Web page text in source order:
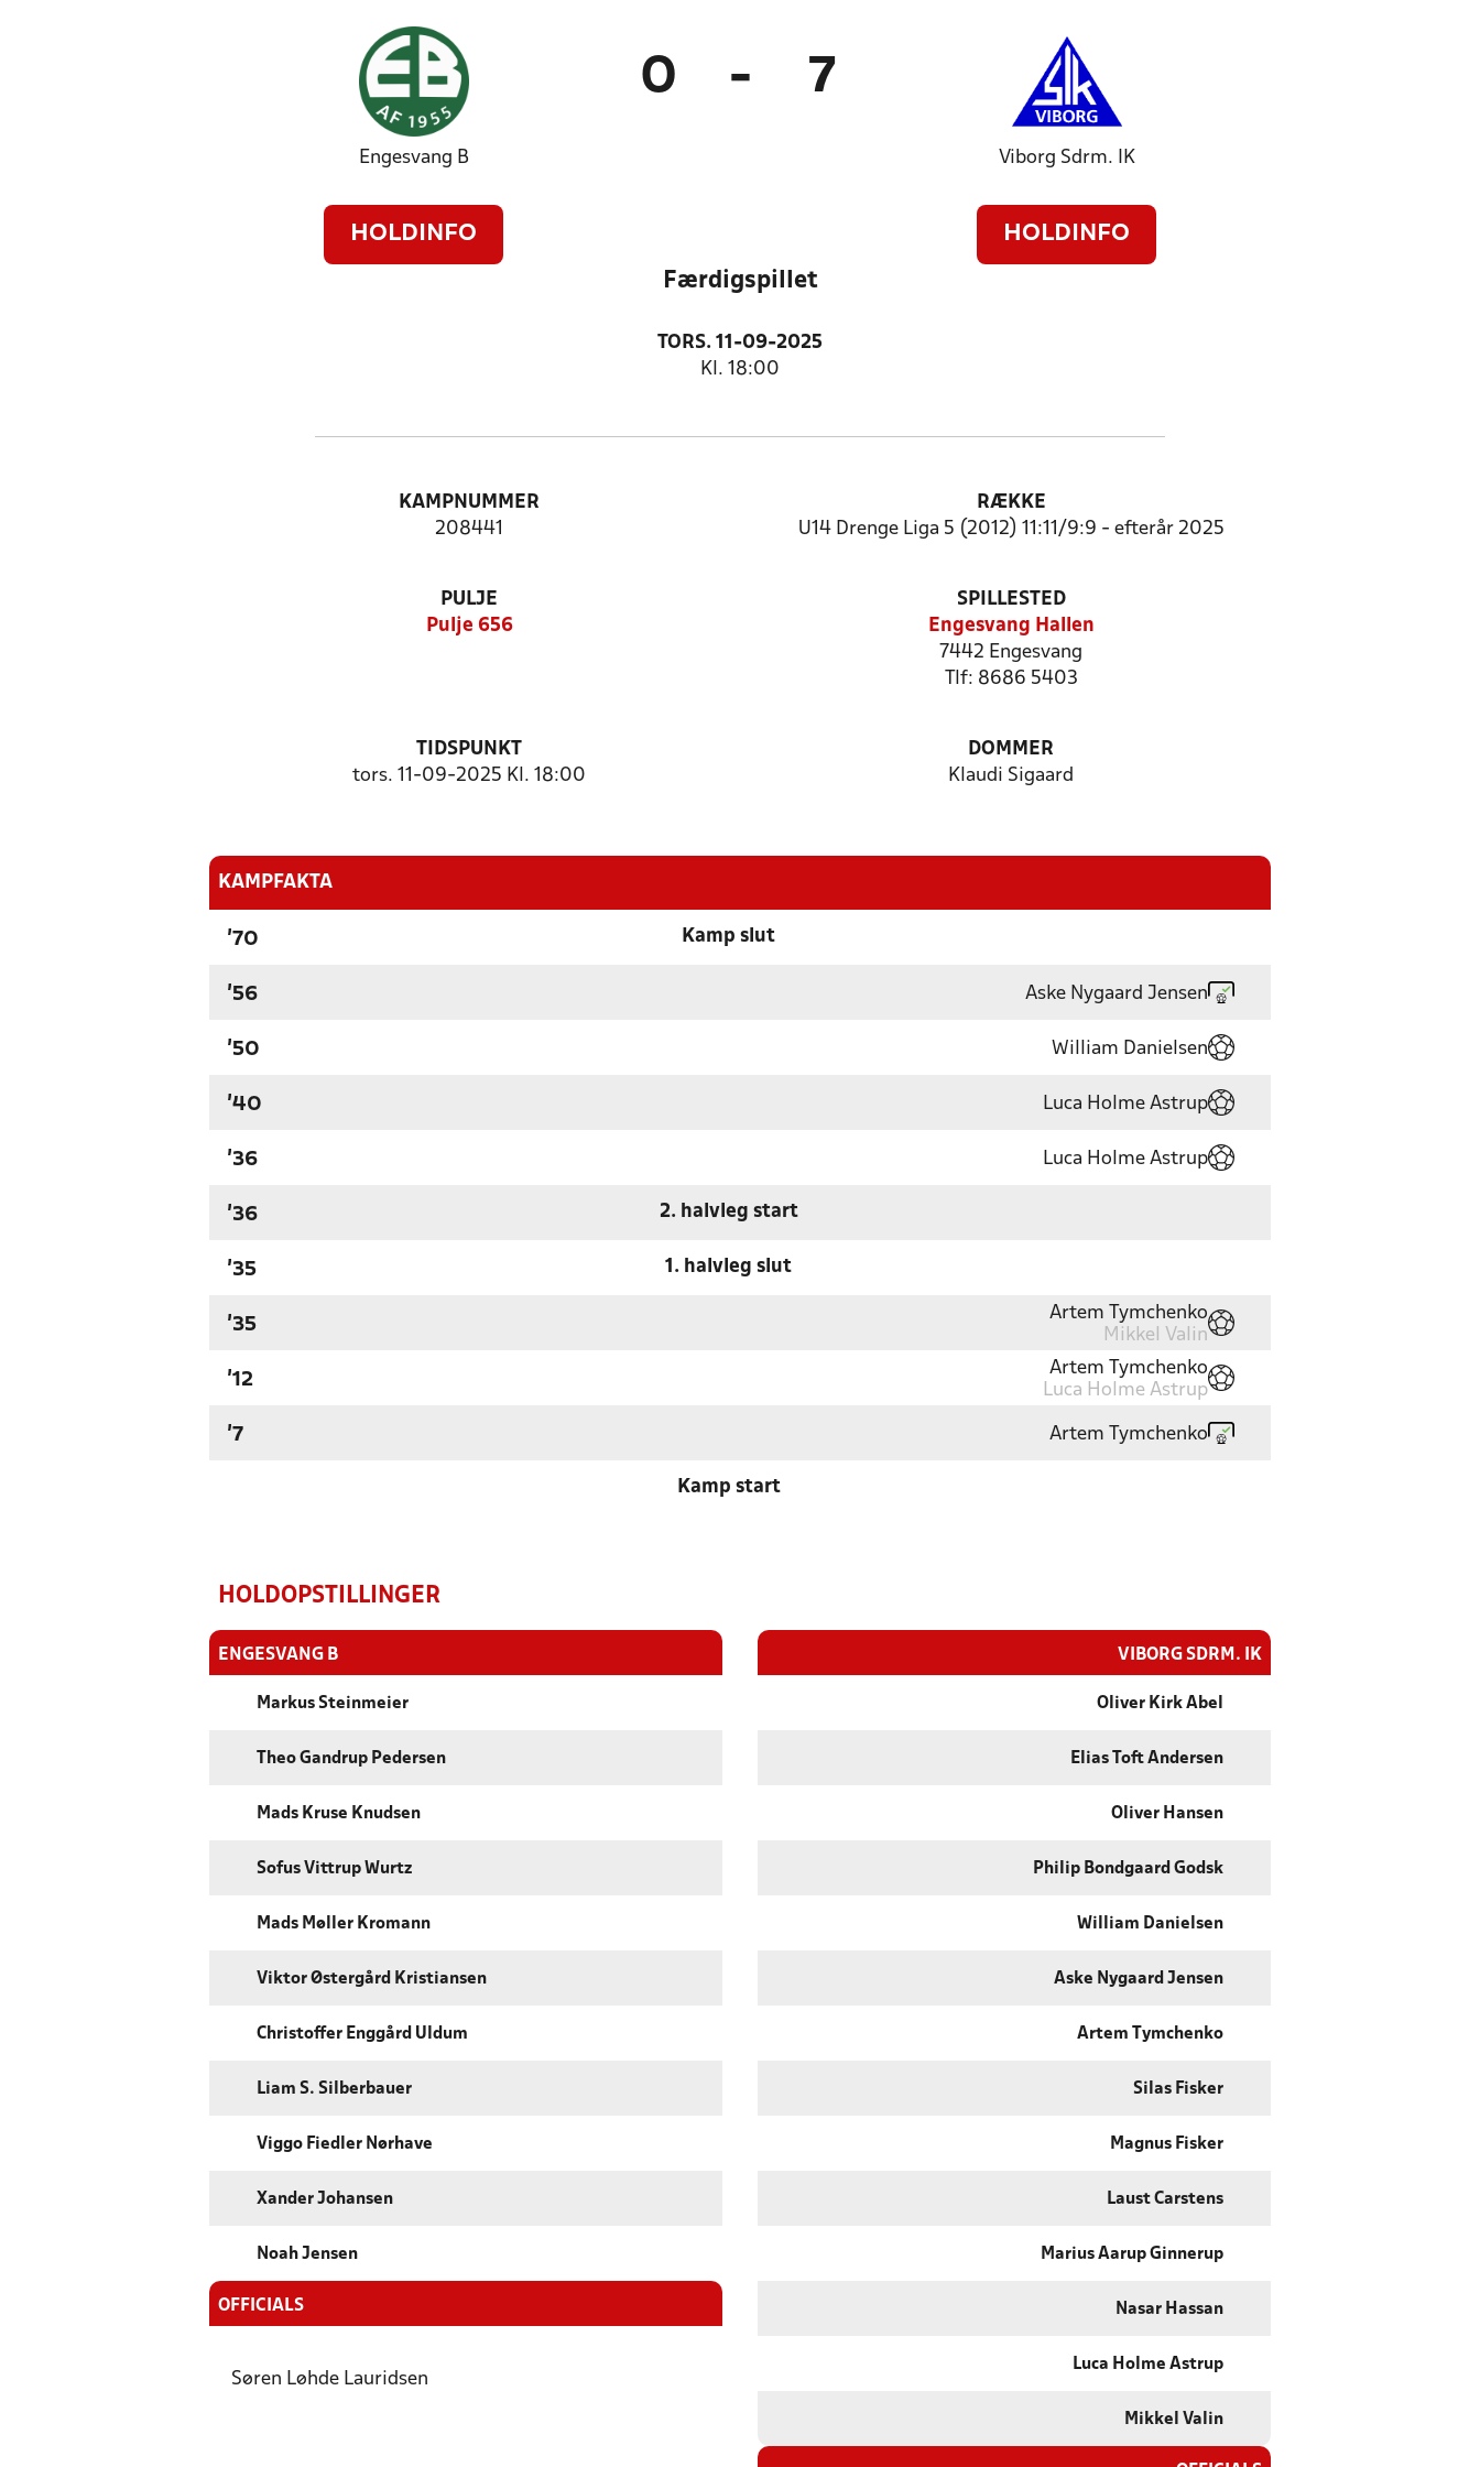
Engesvang B
HOLDINFO
0 - 7
Viborg Sdrm. IK
HOLDINFO
Færdigspillet
TORS. 11-09-2025
Kl. 18:00
KAMPNUMMER
208441
RÆKKE
U14 Drenge Liga 5 (2012) 11:11/9:9 - efterår 2025
PULJE
Pulje 656
SPILLESTED
Engesvang Hallen
7442 Engesvang
Tlf: 8686 5403
TIDSPUNKT
tors. 11-09-2025 Kl. 18:00
DOMMER
Klaudi Sigaard
KAMPFAKTA
'70 Kamp slut
'56 Aske Nygaard Jensen
'50 William Danielsen
'40 Luca Holme Astrup
'36 Luca Holme Astrup
'36 2. halvleg start
'35 1. halvleg slut
'35
Artem Tymchenko
Mikkel Valin
'12
Artem Tymchenko
Luca Holme Astrup
'7 Artem Tymchenko
Kamp start
HOLDOPSTILLINGER
ENGESVANG B
Markus Steinmeier
Theo Gandrup Pedersen
Mads Kruse Knudsen
Sofus Vittrup Wurtz
Mads Møller Kromann
Viktor Østergård Kristiansen
Christoffer Enggård Uldum
Liam S. Silberbauer
Viggo Fiedler Nørhave
Xander Johansen
Noah Jensen
OFFICIALS
Søren Løhde Lauridsen
VIBORG SDRM. IK
Oliver Kirk Abel
Elias Toft Andersen
Oliver Hansen
Philip Bondgaard Godsk
William Danielsen
Aske Nygaard Jensen
Artem Tymchenko
Silas Fisker
Magnus Fisker
Laust Carstens
Marius Aarup Ginnerup
Nasar Hassan
Luca Holme Astrup
Mikkel Valin